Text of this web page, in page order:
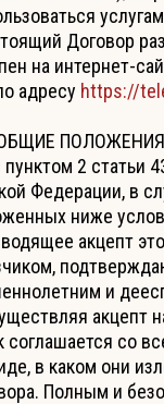
Договор
на интернет-
адресу https://
ПОЛОЖЕНИЯ
2 статьи
Федерации, в
ниже
акцепт
и
акцепт
соглашается со
в каком они
Полным и